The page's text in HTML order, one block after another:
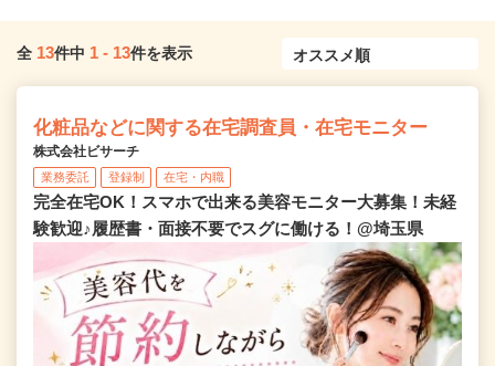
全 13件中 1 - 13件を表示
化粧品などに関する在宅調査員・在宅モニター
株式会社ビサーチ
業務委託 登録制 在宅・内職
完全在宅OK！スマホで出来る美容モニター大募集！未経
験歓迎♪履歴書・面接不要でスグに働ける！@埼玉県